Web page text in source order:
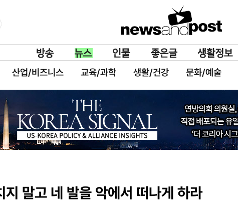
산업/비즈니스 교육/과학 생활/건강 문화/예술
지 말고 네 발을 악에서 떠나게 하라